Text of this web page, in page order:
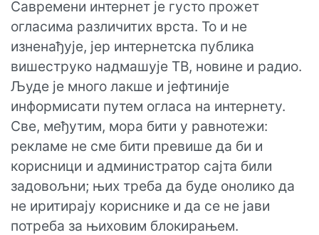
Савремени интернет је густо прожет
огласима различитих врста. То и не
изненађује, јер интернетска публика
вишеструко надмашује ТВ, новине и радио.
Људе је много лакше и јефтиније
информисати путем огласа на интернету.
Све, међутим, мора бити у равнотежи:
рекламе не сме бити превише да би и
корисници и администратор сајта били
задовољни; њих треба да буде онолико да
не иритирају кориснике и да се не јави
потреба за њиховим блокирањем.